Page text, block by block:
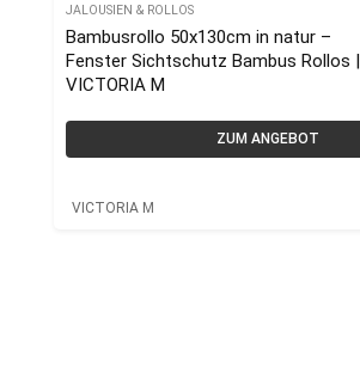
JALOUSIEN & ROLLOS
Bambusrollo 50x130cm in natur –
Fenster Sichtschutz Bambus Rollos |
VICTORIA M
ZUM ANGEBOT
VICTORIA M